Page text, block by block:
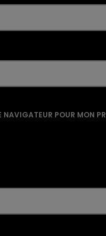
NAVIGATEUR POUR MON